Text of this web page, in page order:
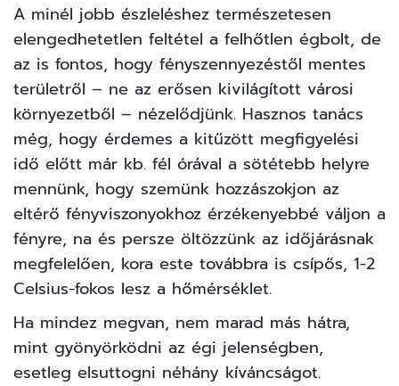
A minél jobb észleléshez természetesen
elengedhetetlen feltétel a felhőtlen égbolt, de
az is fontos, hogy fényszennyezéstől mentes
területről – ne az erősen kivilágított városi
környezetből – nézelődjünk. Hasznos tanács
még, hogy érdemes a kitűzött megfigyelési
idő előtt már kb. fél órával a sötétebb helyre
mennünk, hogy szemünk hozzászokjon az
eltérő fényviszonyokhoz érzékenyebbé váljon a
fényre, na és persze öltözzünk az időjárásnak
megfelelően, kora este továbbra is csípős, 1-2
Celsius-fokos lesz a hőmérséklet.
Ha mindez megvan, nem marad más hátra,
mint gyönyörködni az égi jelenségben,
esetleg elsuttogni néhány kíváncságot.